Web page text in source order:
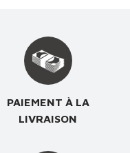
PAIEMENT À LA
LIVRAISON